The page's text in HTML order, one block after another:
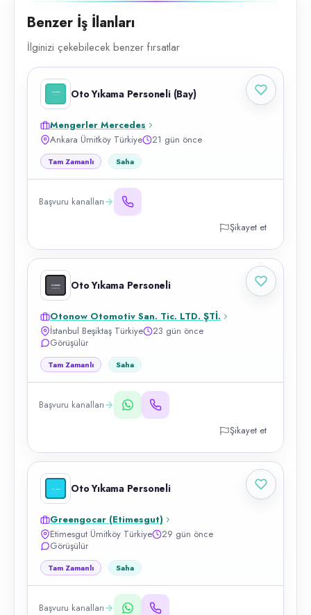
Benzer İş İlanları
İlginizi çekebilecek benzer fırsatlar
Oto Yıkama Personeli (Bay)
Mengerler Mercedes
Ankara Ümitköy Türkiye
21 gün önce
Tam Zamanlı Saha
Başvuru kanalları
Şikayet et
Oto Yıkama Personeli
Otonow Otomotiv San. Tic. LTD. ŞTİ.
İstanbul Beşiktaş Türkiye
23 gün önce
Görüşülür
Tam Zamanlı Saha
Başvuru kanalları
Şikayet et
Oto Yıkama Personeli
Greengocar (Etimesgut)
Etimesgut Ümitköy Türkiye
29 gün önce
Görüşülür
Tam Zamanlı Saha
Başvuru kanalları